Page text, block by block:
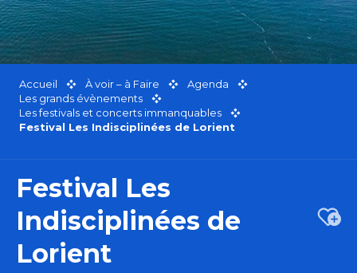
Accueil À voir – à Faire
Agenda
Les grands évènements
Les festivals et concerts immanquables
Festival Les Indisciplinées de Lorient
Festival Les
Indisciplinées de
Lorient